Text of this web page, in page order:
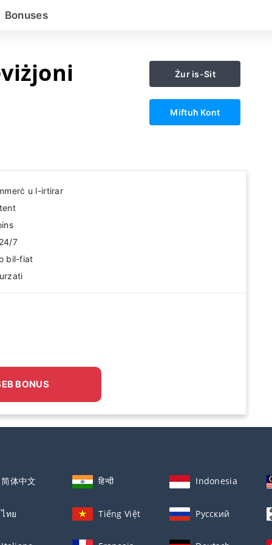
Bonuses
Żur is-Sit
Miftuħ Kont
u l-irtirar
7
bil-fiat
BONUS
简体中文 हिन्दी Indonesia
ไทย Tiếng Việt Русский